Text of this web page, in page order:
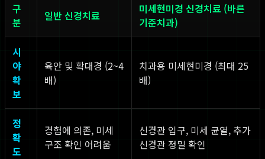
구
분
일반 신경치료
미세현미경 신경치료 (바른
기준치과)
시
야
확
보
육안 및 확대경 (2~4
배)
치과용 미세현미경 (최대 25
배)
정
확
도
경험에 의존, 미세
구조 확인 어려움
신경관 입구, 미세 균열, 추가
신경관 정밀 확인